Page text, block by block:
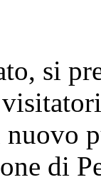
si
nuovo
di